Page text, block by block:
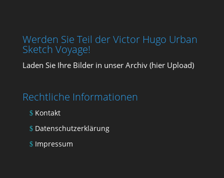
Werden Sie Teil der Victor Hugo Urban
Sketch Voyage!
Laden Sie Ihre Bil­der in unser Archiv (hier Upload)
Rechtliche Informationen
Kontakt
Datenschutzerklärung
Impressum